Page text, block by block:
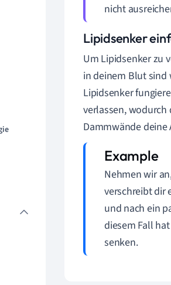
nicht
Lipidsenker
Um Lipidsenker zu
in deinem Blut sind
Lipidsenker
verlassen, wodurch
Dammwände deine
Nehmen wir
verschreibt dir
und nach ein
diesem Fall
senken.